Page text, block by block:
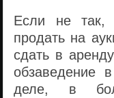
Если не так,
продать на
сдать в
обзаведение
деле, в